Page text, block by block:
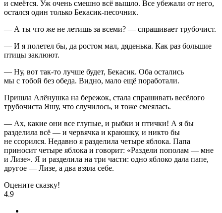
и смеётся. Уж очень смешно всё вышло. Все убежали от него,
остался один только Бекасик-песочник.
— А ты что же не летишь за всеми? — спрашивает трубочист.
— И я полетел бы, да ростом мал, дяденька. Как раз большие
птицы заклюют.
— Ну, вот так-то лучше будет, Бекасик. Оба остались
мы с тобой без обеда. Видно, мало ещё поработали.
Пришла Алёнушка на бережок, стала спрашивать весёлого
трубочиста Яшу, что случилось, и тоже смеялась.
— Ах, какие они все глупые, и рыбки и птички! А я бы
разделила всё — и червячка и краюшку, и никто бы
не ссорился. Недавно я разделила четыре яблока. Папа
приносит четыре яблока и говорит: «Раздели пополам — мне
и Лизе». Я и разделила на три части: одно яблоко дала папе,
другое — Лизе, а два взяла себе.
Оцените сказку!
4.9